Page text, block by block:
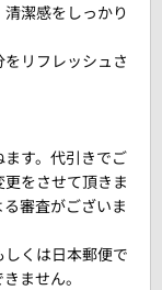
潔感をしっかり
リフレッシュさ
す。代引きでご
をさせて頂きま
審査がございま
くは日本郵便で
ません。